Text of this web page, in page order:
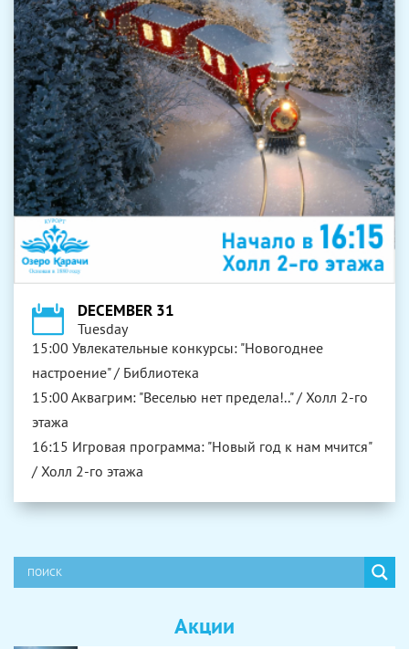
DECEMBER 31
Tuesday
15:00 Увлекательные конкурсы: "Новогоднее
настроение" / Библиотека
15:00 Аквагрим: "Веселью нет предела!.." / Холл 2-го
этажа
16:15 Игровая программа: "Новый год к нам мчится"
/ Холл 2-го этажа
Акции